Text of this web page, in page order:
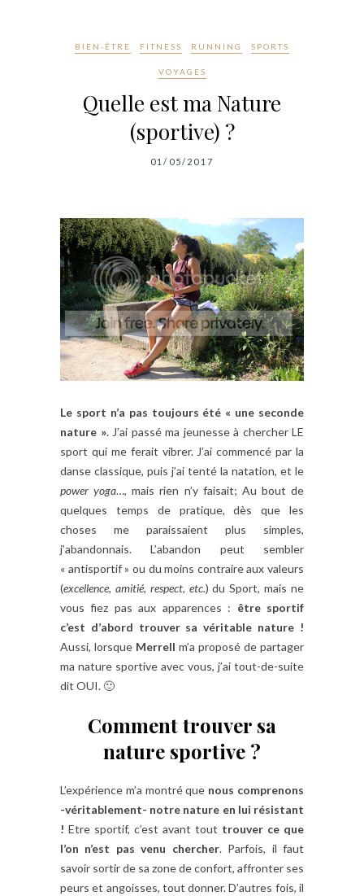
BIEN-ÊTRE FITNESS RUNNING SPORTS
VOYAGES
Quelle est ma Nature
(sportive) ?
01/05/2017
Le sport n’a pas toujours été « une seconde
nature ». J’ai passé ma jeunesse à chercher LE
sport qui me ferait vibrer. J’ai commencé par la
danse classique, puis j’ai tenté la natation, et le
power yoga…, mais rien n’y faisait; Au bout de
quelques temps de pratique, dès que les
choses me paraissaient plus simples,
j’abandonnais. L’abandon peut sembler
« antisportif » ou du moins contraire aux valeurs
(excellence, amitié, respect, etc.) du Sport, mais ne
vous fiez pas aux apparences : être sportif
c’est d’abord trouver sa véritable nature !
Aussi, lorsque Merrell m’a proposé de partager
ma nature sportive avec vous, j’ai tout-de-suite
dit OUI. 🙂
Comment trouver sa
nature sportive ?
L’expérience m’a montré que nous comprenons
-véritablement- notre nature en lui résistant
! Etre sportif, c’est avant tout trouver ce que
l’on n’est pas venu chercher. Parfois, il faut
savoir sortir de sa zone de confort, affronter ses
peurs et angoisses, tout donner. D’autres fois, il